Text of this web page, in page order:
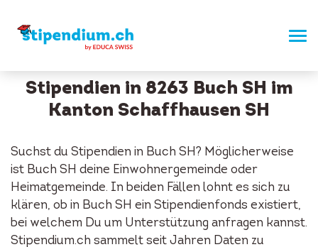
Stipendien in 8263 Buch SH im
Kanton Schaffhausen SH
Suchst du Stipendien in Buch SH? Möglicherweise
ist Buch SH deine Einwohnergemeinde oder
Heimatgemeinde. In beiden Fällen lohnt es sich zu
klären, ob in Buch SH ein Stipendienfonds existiert,
bei welchem Du um Unterstützung anfragen kannst.
Stipendium.ch sammelt seit Jahren Daten zu